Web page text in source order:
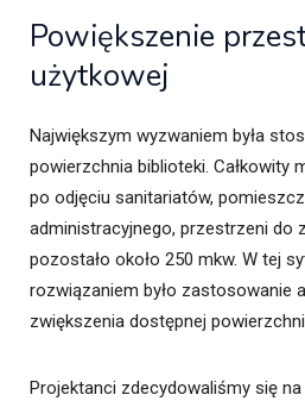
Powiększenie
użytkowej
Największym wyzwaniem była
powierzchnia biblioteki. Całkowity
po odjęciu sanitariatów,
administracyjnego, przestrzeni do
pozostało około 250 mkw. W tej
rozwiązaniem było zastosowanie
zwiększenia dostępnej
Projektanci zdecydowaliśmy się